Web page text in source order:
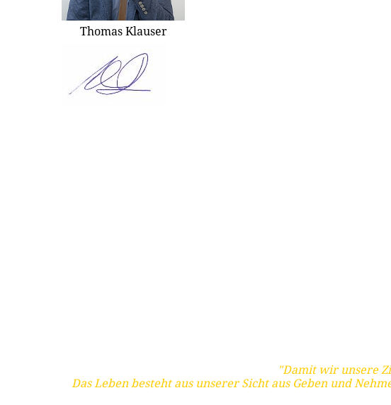
Thomas Klauser
"Damit wir unsere
Das Leben besteht aus unserer Sicht aus Geben und